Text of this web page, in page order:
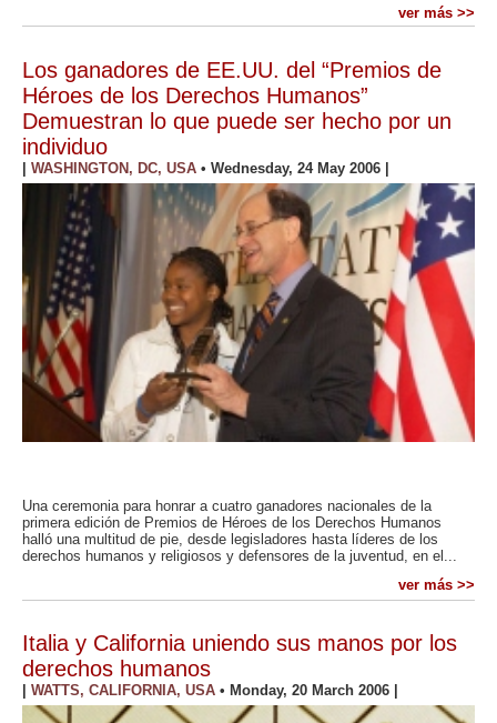
ver más >>
Los ganadores de EE.UU. del “Premios de
Héroes de los Derechos Humanos”
Demuestran lo que puede ser hecho por un
individuo
WASHINGTON, DC, USA • Wednesday, 24 May 2006
Una ceremonia para honrar a cuatro ganadores nacionales de la
primera edición de Premios de Héroes de los Derechos Humanos
halló una multitud de pie, desde legisladores hasta líderes de los
derechos humanos y religiosos y defensores de la juventud, en el...
ver más >>
Italia y California uniendo sus manos por los
derechos humanos
WATTS, CALIFORNIA, USA • Monday, 20 March 2006